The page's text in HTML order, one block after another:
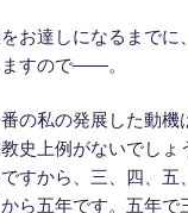
お達しになるまでに
すので――。
の私の発展した動
史上例がないでしょ
すから、三、四、五
ら五年です。五年で